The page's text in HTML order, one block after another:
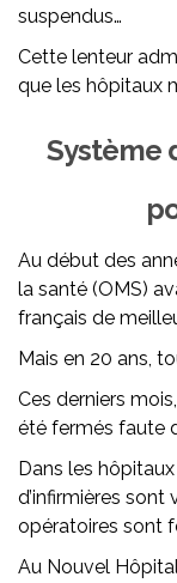
suspendus…
Cette lenteur
que les hôpitaux
Système
Au début des
la santé (OMS)
français de
Mais en 20 ans,
Ces derniers
été fermés faute
Dans les
d’infirmières
opératoires sont
Au Nouvel